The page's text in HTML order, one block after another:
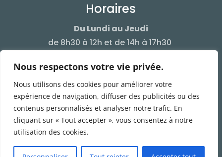
Nous respectons votre vie privée.
Nous utilisons des cookies pour améliorer votre
expérience de navigation, diffuser des publicités ou des
contenus personnalisés et analyser notre trafic. En
cliquant sur « Tout accepter », vous consentez à notre
utilisation des cookies.
Horaires
Du Lundi au Jeudi
de 8h30 à 12h et de 14h à 17h30
Le Vendredi